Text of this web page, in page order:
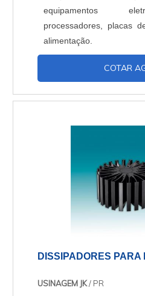
equipamentos
processadores, placas
alimentação.
COTAR
DISSIPADORES
USINAGEM JK/ PR